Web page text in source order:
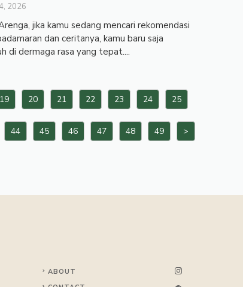
2026
jika kamu sedang mencari rekomendasi
dan ceritanya, kamu baru saja
di dermaga rasa yang tepat....
19 20 21 22 23 24 25
44 45 46 47 48 49 >
ABOUT